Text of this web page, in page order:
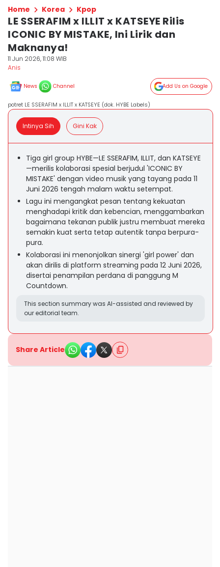
Home Korea Kpop
LE SSERAFIM x ILLIT x KATSEYE Rilis
ICONIC BY MISTAKE, Ini Lirik dan
Maknanya!
11 Jun 2026, 11:08 WIB
Anis
News Channel Add Us on Google
potret LE SSERAFIM x ILLIT x KATSEYE (dok. HYBE Labels)
Intinya Sih Gini Kak
Tiga girl group HYBE—LE SSERAFIM, ILLIT, dan KATSEYE
—merilis kolaborasi spesial berjudul 'ICONIC BY
MISTAKE' dengan video musik yang tayang pada 11
Juni 2026 tengah malam waktu setempat.
Lagu ini mengangkat pesan tentang kekuatan
menghadapi kritik dan kebencian, menggambarkan
bagaimana tekanan publik justru membuat mereka
semakin kuat serta tetap autentik tanpa berpura-
pura.
Kolaborasi ini menonjolkan sinergi 'girl power' dan
akan dirilis di platform streaming pada 12 Juni 2026,
disertai penampilan perdana di panggung M
Countdown.
This section summary was AI-assisted and reviewed by
our editorial team.
Share Article